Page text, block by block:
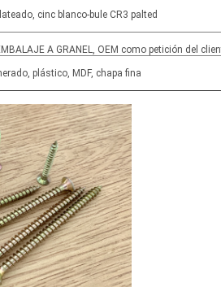
cinc blanco-bule CR3 palted
A GRANEL, OEM como petición del
plástico, MDF, chapa fina